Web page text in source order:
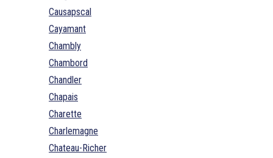
Causapscal
Cayamant
Chambly
Chambord
Chandler
Chapais
Charette
Charlemagne
Chateau-Richer